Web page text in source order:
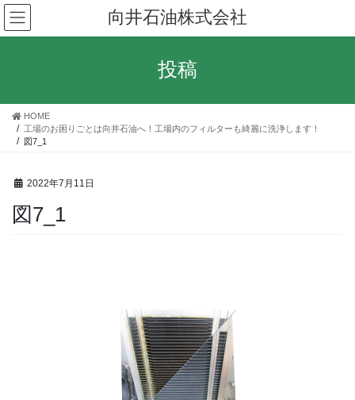
コ
ン
テ
ス
ナ
ビ
ゲ
ン
向井石油株式会社
投稿
HOME
工場のお困りごとは向井石油へ！工場内のフィルターも綺麗に洗浄します！
図7_1
2022年7月11日
図7_1